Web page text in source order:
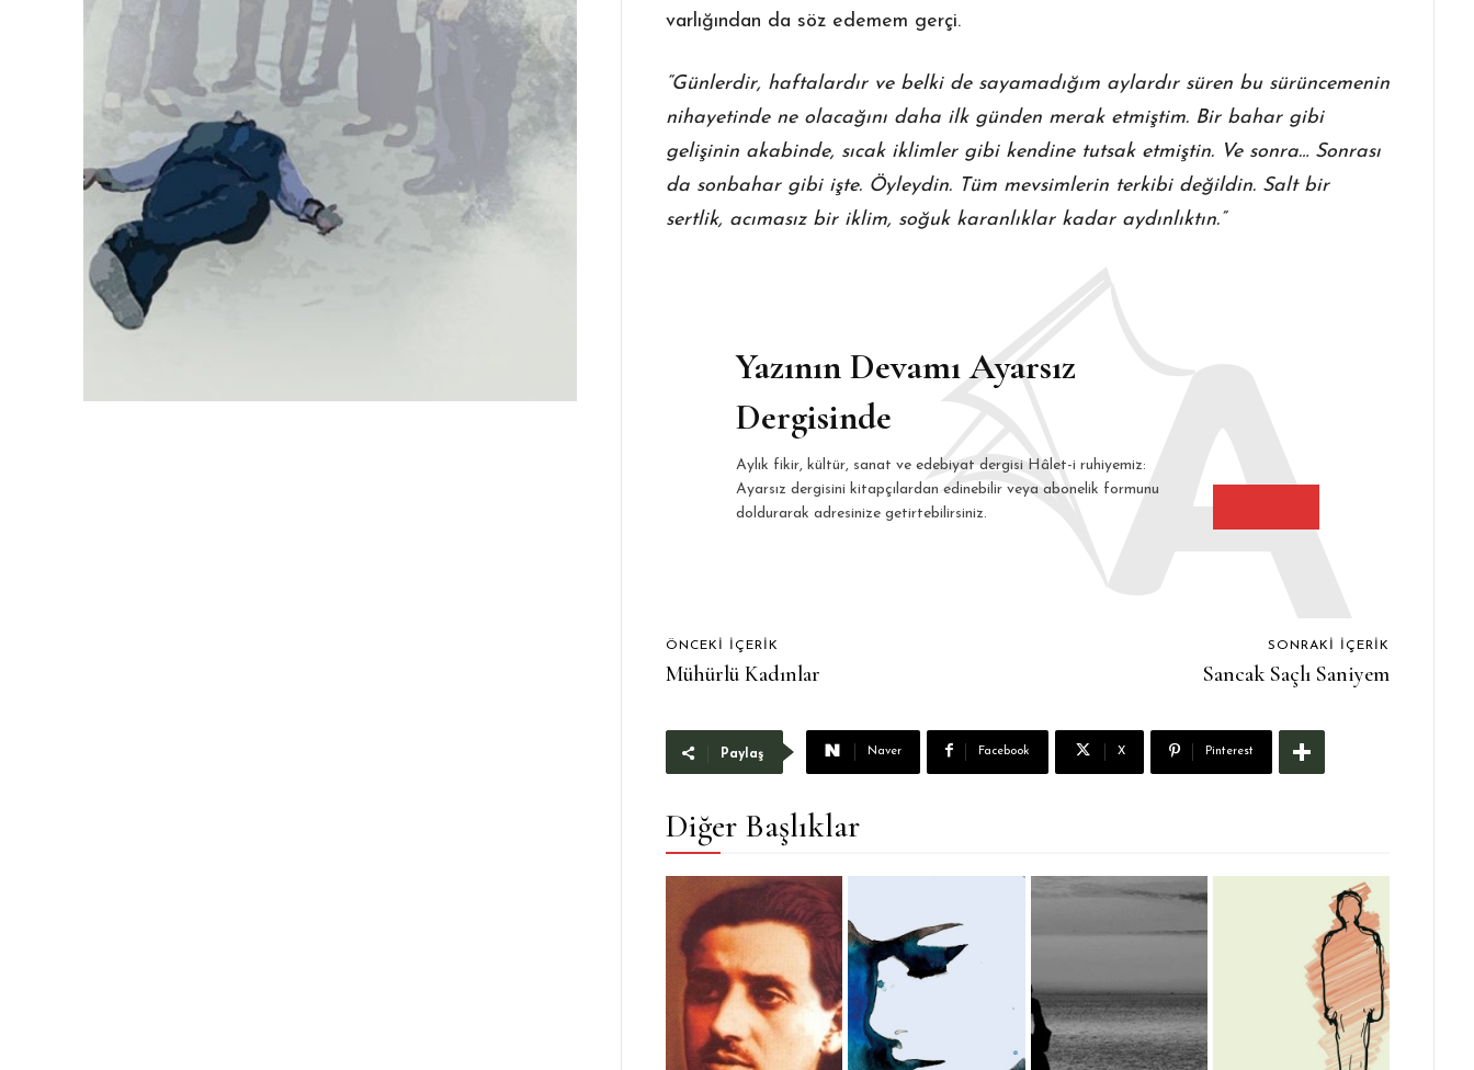
varlığından da söz edemem gerçi.
“Günlerdir, haftalardır ve belki de sayamadığım aylardır süren bu sürüncemenin
nihayetinde ne olacağını daha ilk günden merak etmiştim. Bir bahar gibi
gelişinin akabinde, sıcak iklimler gibi kendine tutsak etmiştin. Ve sonra… Sonrası
da sonbahar gibi işte. Öyleydin. Tüm mevsimlerin terkibi değildin. Salt bir
sertlik, acımasız bir iklim, soğuk karanlıklar kadar aydınlıktın.”
Yazının Devamı Ayarsız
Dergisinde
Aylık fikir, kültür, sanat ve edebiyat dergisi Hâlet-i ruhiyemiz:
Ayarsız dergisini kitapçılardan edinebilir veya abonelik formunu
doldurarak adresinize getirtebilirsiniz.
ÖNCEKI İÇERIK
Mühürlü Kadınlar
SONRAKI İÇERIK
Sancak Saçlı Saniyem
Paylaş Naver Facebook X Pinterest
Diğer Başlıklar